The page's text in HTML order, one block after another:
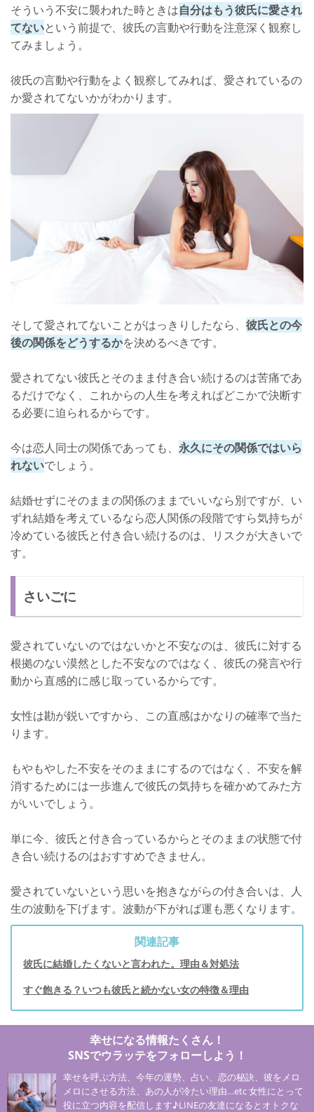
そういう不安に襲われた時ときは自分はもう彼氏に愛され
てないという前提で、彼氏の言動や行動を注意深く観察し
てみましょう。
彼氏の言動や行動をよく観察してみれば、愛されているの
か愛されてないかがわかります。
そして愛されてないことがはっきりしたなら、 彼氏との今
後の関係をどうするかを決めるべきです。
愛されてない彼氏とそのまま付き合い続けるのは苦痛であ
るだけでなく、これからの人生を考えればどこかで決断す
る必要に迫られるからです。
今は恋人同士の関係であっても、 永久にその関係ではいら
れないでしょう。
結婚せずにそのままの関係のままでいいなら別ですが、い
ずれ結婚を考えているなら恋人関係の段階ですら気持ちが
冷めている彼氏と付き合い続けるのは、リスクが大きいで
す。
さいごに
愛されていないのではないかと不安なのは、彼氏に対する
根拠のない漠然とした不安なのではなく、彼氏の発言や行
動から直感的に感じ取っているからです。
女性は勘が鋭いですから、この直感はかなりの確率で当た
ります。
もやもやした不安をそのままにするのではなく、不安を解
消するためには一歩進んで彼氏の気持ちを確かめてみた方
がいいでしょう。
単に今、彼氏と付き合っているからとそのままの状態で付
き合い続けるのはおすすめできません。
愛されていないという思いを抱きながらの付き合いは、人
生の波動を下げます。波動が下がれば運も悪くなります。
関連記事
彼氏に結婚したくないと言われた。理由＆対処法
すぐ飽きる？いつも彼氏と続かない女の特徴＆理由
幸せになる情報たくさん！
SNSでウラッテをフォローしよう！
幸せを呼ぶ方法、今年の運勢、占い、恋の秘訣、彼をメロ
メロにさせる方法、あの人が冷たい理由…etc 女性にとって
役に立つ内容を配信します♪LINEの友達になるとオトクな